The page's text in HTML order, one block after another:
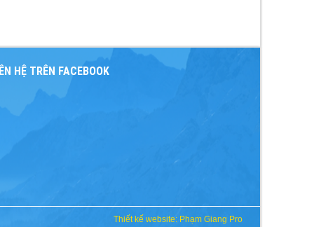
HỆ TRÊN FACEBOOK
Thiết kế website: Phạm Giang Pro